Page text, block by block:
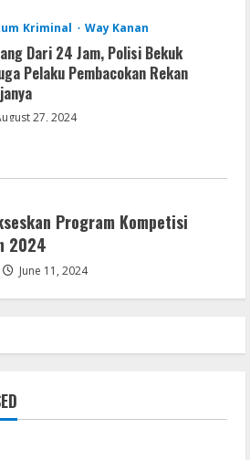
Live Crack + Portable Windows
Edition Cracked Rune Release
Kriminal Way Kanan
Dari 24 Jam, Polisi Bekuk
Pelaku Pembacokan Rekan
27, 2024
Program Kompetisi
2024
June 11, 2024